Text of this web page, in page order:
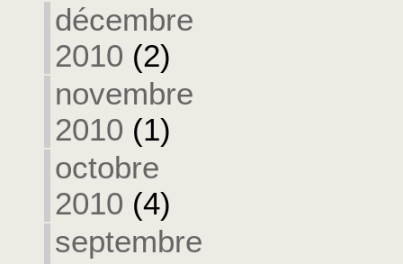
décembre
2010 (2)
novembre
2010 (1)
octobre
2010 (4)
septembre